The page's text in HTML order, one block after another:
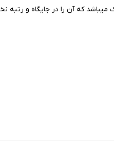
که آن را در جایگاه و رتبه